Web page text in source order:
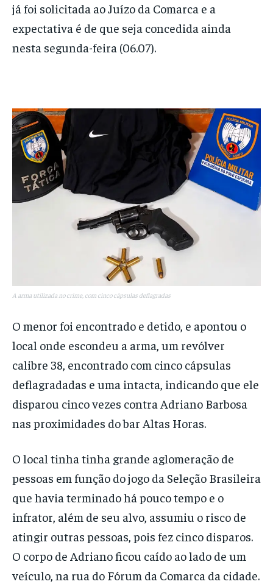
já foi solicitada ao Juízo da Comarca e a
expectativa é de que seja concedida ainda
nesta segunda-feira (06.07).
A arma utilizada no crime, com cinco cápsulas deflagradas
O menor foi encontrado e detido, e apontou o
local onde escondeu a arma, um revólver
calibre 38, encontrado com cinco cápsulas
deflagradadas e uma intacta, indicando que ele
disparou cinco vezes contra Adriano Barbosa
nas proximidades do bar Altas Horas.
O local tinha tinha grande aglomeração de
pessoas em função do jogo da Seleção Brasileira
que havia terminado há pouco tempo e o
infrator, além de seu alvo, assumiu o risco de
atingir outras pessoas, pois fez cinco disparos.
O corpo de Adriano ficou caído ao lado de um
veículo, na rua do Fórum da Comarca da cidade.